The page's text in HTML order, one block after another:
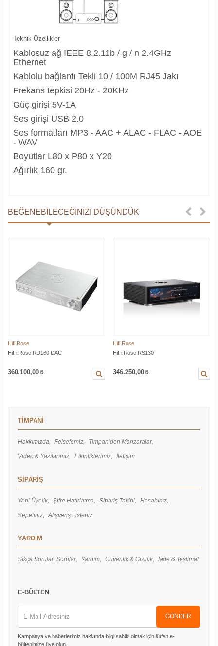
Teknik Özellikler
Kablosuz ağ IEEE 8.2.11b / g / n 2.4GHz
Ethernet
Kablolu bağlantı Tekli 10 / 100M RJ45 Jakı
Frekans tepkisi 20Hz - 20KHz
Güç girişi 5V-1A
Ses girişi USB 2.0
Ses formatları MP3 - AAC + ALAC - FLAC - AOE
- WAV
Boyutlar L80 x P80 x Y20
Ağırlık 160 gr.
BEĞENEBILECEĞINIZI DÜŞÜNDÜK
Hifi Rose
HiFi Rose RD160 DAC
360.100,00
Hifi Rose
HiFi Rose RS130
346.250,00
TİMPANİ
Hakkımızda Felsefemiz Timpaniden Manzaralar
Video & Yazılarımız Etkinliklerimiz İletişim
SİPARİŞ
Yeni Üyelik Şifre Hatırlatma Sipariş Takibi Hesabınız
Sepetiniz Alışveriş Listeniz
YARDIM
Sıkça Sorulan Sorular Yardım Güvenlik & Gizlilik İade & Teslimat
E-BÜLTEN
GÖNDER
Kampanya ve haberlerimiz hakkında bilgi sahibi olmak için lütfen e-
bültenimize üye olun.